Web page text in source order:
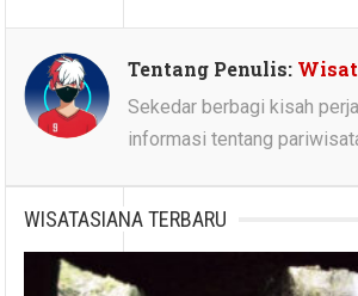
Tentang Penulis:
Sekedar berbagi kisah
informasi tentang
WISATASIANA TERBARU